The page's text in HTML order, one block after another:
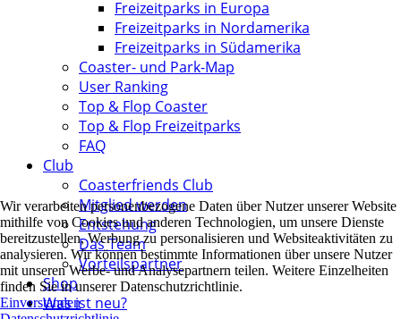
Freizeitparks in Europa
Freizeitparks in Nordamerika
Freizeitparks in Südamerika
Coaster- und Park-Map
User Ranking
Top & Flop Coaster
Top & Flop Freizeitparks
FAQ
Club
Coasterfriends Club
Mitglied werden
Entstehung
Das Team
Vorteilspartner
Shop
Was ist neu?
Wir verarbeiten personenbezogene Daten über Nutzer unserer Website
mithilfe von Cookies und anderen Technologien, um unsere Dienste
bereitzustellen, Werbung zu personalisieren und Websiteaktivitäten zu
analysieren. Wir können bestimmte Informationen über unsere Nutzer
mit unseren Werbe- und Analysepartnern teilen. Weitere Einzelheiten
finden Sie in unserer Datenschutzrichtlinie.
Einverstanden